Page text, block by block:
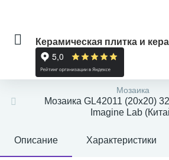
Керамическая плитка и
Мозаика
Мозаика GL42011 (20x20)
Imagine Lab
Описание Характеристики